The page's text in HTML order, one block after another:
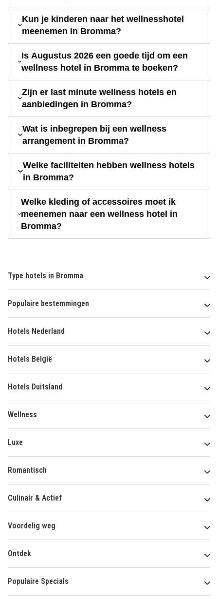
Kun je kinderen naar het wellnesshotel
meenemen in Bromma?
Is Augustus 2026 een goede tijd om een
wellness hotel in Bromma te boeken?
Zijn er last minute wellness hotels en
aanbiedingen in Bromma?
Wat is inbegrepen bij een wellness
arrangement in Bromma?
Welke faciliteiten hebben wellness hotels
in Bromma?
Welke kleding of accessoires moet ik
meenemen naar een wellness hotel in
Bromma?
Type hotels in Bromma
Populaire bestemmingen
Hotels Nederland
Hotels België
Hotels Duitsland
Wellness
Luxe
Romantisch
Culinair & Actief
Voordelig weg
Ontdek
Populaire Specials